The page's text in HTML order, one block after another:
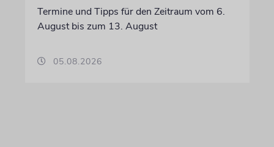
Termine und Tipps für den Zeitraum vom 6.
August bis zum 13. August
05.08.2026